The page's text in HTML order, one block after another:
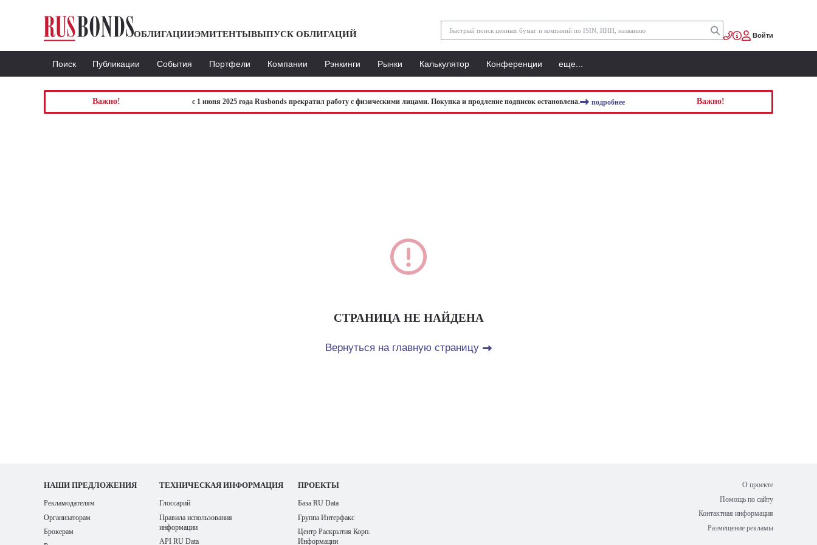
ОБЛИГАЦИИЭМИТЕНТЫВЫПУСК ОБЛИГАЦИЙ Войти
Поиск Публикации События Портфели Компании Рэнкинги Рынки Калькулятор Конференции еще...
Важно! с 1 июня 2025 года Rusbonds прекратил работу с физическими лицами. Покупка и продление подписок остановлена. подробнее Важно!
СТРАНИЦА НЕ НАЙДЕНА
Вернуться на главную страницу
НАШИ ПРЕДЛОЖЕНИЯ
Рекламодателям
Организаторам
Брокерам
ТЕХНИЧЕСКАЯ ИНФОРМАЦИЯ
Глоссарий
Правила использования
информации
API RU Data
ПРОЕКТЫ
База RU Data
Группа Интерфакс
Центр Раскрытия Корп.
Информации
О проекте
Помощь по сайту
Контактная информация
Размещение рекламы